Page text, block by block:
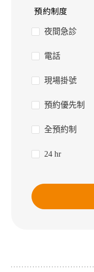
預約制度
夜間急診
電話
現場掛號
預約優先制
全預約制
24 hr